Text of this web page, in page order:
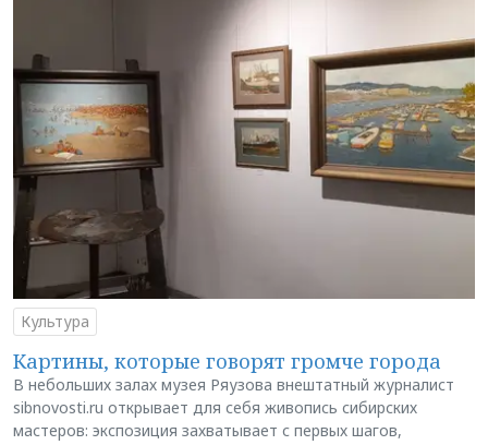
Культура
Картины, которые говорят громче города
В небольших залах музея Ряузова внештатный журналист
sibnovosti.ru открывает для себя живопись сибирских
мастеров: экспозиция захватывает с первых шагов,